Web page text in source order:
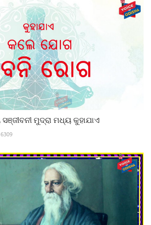
ମୁଦ୍ରା ମଧ୍ୟ କୁହାଯାଏ
6309